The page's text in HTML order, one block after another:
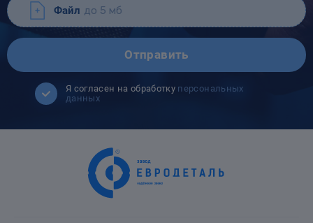
Файл до 5 мб
Отправить
Я согласен на обработку персональных
данных